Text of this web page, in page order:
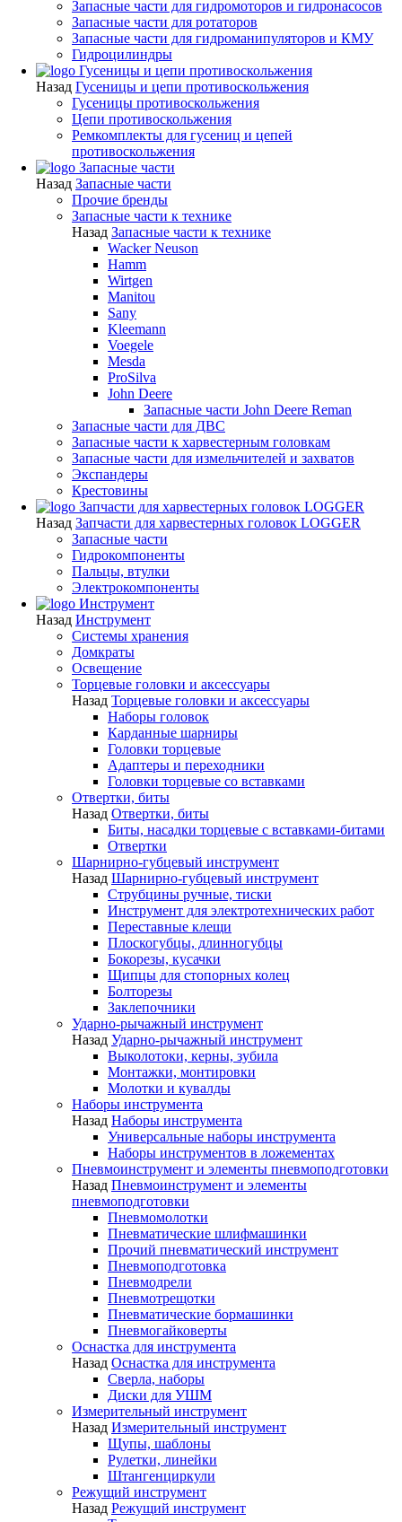
Запасные части для гидромоторов и гидронасосов
Запасные части для ротаторов
Запасные части для гидроманипуляторов и КМУ
Гидроцилиндры
Гусеницы и цепи противоскольжения
Назад Гусеницы и цепи противоскольжения
Гусеницы противоскольжения
Цепи противоскольжения
Ремкомплекты для гусениц и цепей
противоскольжения
Запасные части
Назад Запасные части
Прочие бренды
Запасные части к технике
Назад Запасные части к технике
Wacker Neuson
Hamm
Wirtgen
Manitou
Sany
Kleemann
Voegele
Mesda
ProSilva
John Deere
Запасные части John Deere Reman
Запасные части для ДВС
Запасные части к харвестерным головкам
Запасные части для измельчителей и захватов
Экспандеры
Крестовины
Запчасти для харвестерных головок LOGGER
Назад Запчасти для харвестерных головок LOGGER
Запасные части
Гидрокомпоненты
Пальцы, втулки
Электрокомпоненты
Инструмент
Назад Инструмент
Системы хранения
Домкраты
Освещение
Торцевые головки и аксессуары
Назад Торцевые головки и аксессуары
Наборы головок
Карданные шарниры
Головки торцевые
Адаптеры и переходники
Головки торцевые со вставками
Отвертки, биты
Назад Отвертки, биты
Биты, насадки торцевые с вставками-битами
Отвертки
Шарнирно-губцевый инструмент
Назад Шарнирно-губцевый инструмент
Струбцины ручные, тиски
Инструмент для электротехнических работ
Переставные клещи
Плоскогубцы, длинногубцы
Бокорезы, кусачки
Щипцы для стопорных колец
Болторезы
Заклепочники
Ударно-рычажный инструмент
Назад Ударно-рычажный инструмент
Выколотоки, керны, зубила
Монтажки, монтировки
Молотки и кувалды
Наборы инструмента
Назад Наборы инструмента
Универсальные наборы инструмента
Наборы инструментов в ложементах
Пневмоинструмент и элементы пневмоподготовки
Назад Пневмоинструмент и элементы
пневмоподготовки
Пневмомолотки
Пневматические шлифмашинки
Прочий пневматический инструмент
Пневмоподготовка
Пневмодрели
Пневмотрещотки
Пневматические бормашинки
Пневмогайковерты
Оснастка для инструмента
Назад Оснастка для инструмента
Сверла, наборы
Диски для УШМ
Измерительный инструмент
Назад Измерительный инструмент
Щупы, шаблоны
Рулетки, линейки
Штангенциркули
Режущий инструмент
Назад Режущий инструмент